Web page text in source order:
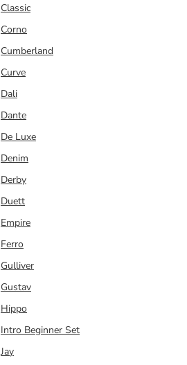
Classic
Corno
Cumberland
Curve
Dali
Dante
De Luxe
Denim
Derby
Duett
Empire
Ferro
Gulliver
Gustav
Hippo
Intro Beginner Set
Jay